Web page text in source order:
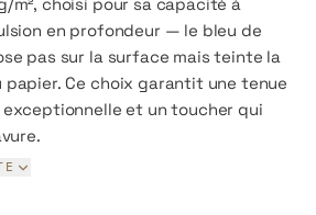
en profondeur — le bleu de
pas sur la surface mais teinte la
papier. Ce choix garantit une tenue
et un toucher qui
du Coquille (44 × 56 cm) au